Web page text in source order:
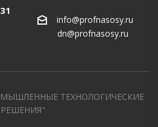
info@profnasosy.ru
dn@profnasosy.ru
ТЕХНОЛОГИЧЕСКИЕ
РЕШЕНИЯ"